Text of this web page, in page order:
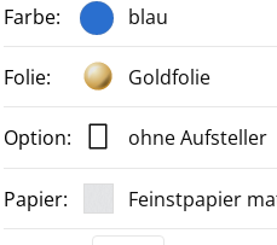
blau
Goldfolie
ohne Aufsteller
Feinstpapier